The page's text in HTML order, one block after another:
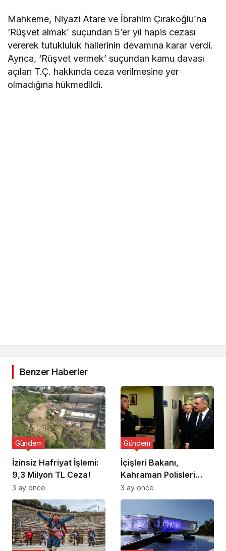
Mahkeme, Niyazi Atare ve İbrahim Çırakoğlu’na
‘Rüşvet almak’ suçundan 5’er yıl hapis cezası
vererek tutukluluk hallerinin devamına karar verdi.
Ayrıca, ‘Rüşvet vermek’ suçundan kamu davası
açılan T.Ç. hakkında ceza verilmesine yer
olmadığına hükmedildi.
Benzer Haberler
İzinsiz Hafriyat İşlemi:
9,3 Milyon TL Ceza!
Gündem
3 ay önce
İçişleri Bakanı,
Kahraman Polisleri
Ziyaret Etti
Gündem
3 ay önce